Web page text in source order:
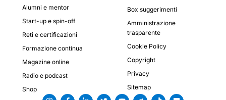
Alumni e mentor
Start-up e spin-off
Reti e certificazioni
Formazione continua
Magazine online
Radio e podcast
Shop
Box suggerimenti
Amministrazione
trasparente
Cookie Policy
Copyright
Privacy
Sitemap